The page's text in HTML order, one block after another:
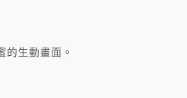
的生動畫面。